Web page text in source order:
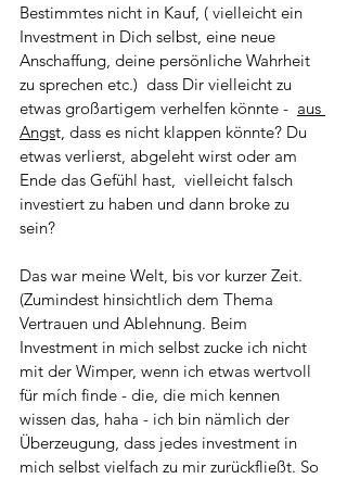
Bestimmtes nicht in Kauf, ( vielleicht ein
Investment in Dich selbst, eine neue
Anschaffung, deine persönliche Wahrheit
zu sprechen etc.)  dass Dir vielleicht zu
etwas großartigem verhelfen könnte - aus
Angst, dass es nicht klappen könnte? Du
etwas verlierst, abgeleht wirst oder am
Ende das Gefühl hast,  vielleicht falsch
investiert zu haben und dann broke zu
sein?
Das war meine Welt, bis vor kurzer Zeit.
(Zumindest hinsichtlich dem Thema
Vertrauen und Ablehnung. Beim
Investment in mich selbst zucke ich nicht
mit der Wimper, wenn ich etwas wertvoll
für mích finde - die, die mich kennen
wissen das, haha - ich bin nämlich der
Überzeugung, dass jedes investment in
mich selbst vielfach zu mir zurückfließt. So